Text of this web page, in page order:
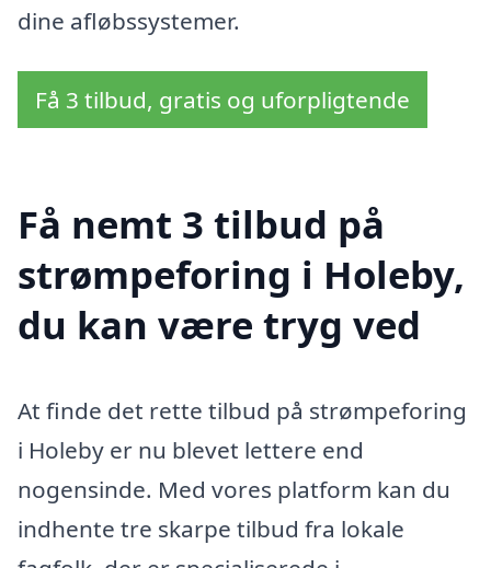
dine afløbssystemer.
Få 3 tilbud, gratis og uforpligtende
Få nemt 3 tilbud på
strømpeforing i Holeby,
du kan være tryg ved
At finde det rette tilbud på strømpeforing
i Holeby er nu blevet lettere end
nogensinde. Med vores platform kan du
indhente tre skarpe tilbud fra lokale